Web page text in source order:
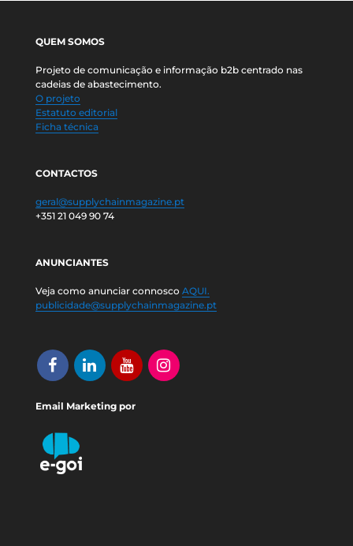
QUEM SOMOS
Projeto de comunicação e informação b2b centrado nas
cadeias de abastecimento.
O projeto
Estatuto editorial
Ficha técnica
CONTACTOS
geral@supplychainmagazine.pt
+351 21 049 90 74
ANUNCIANTES
Veja como anunciar connosco AQUI.
publicidade@supplychainmagazine.pt
Email Marketing por